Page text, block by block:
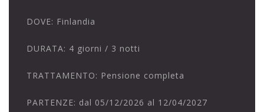
DOVE: Finlandia
DURATA: 4 giorni / 3 notti
TRATTAMENTO: Pensione completa
PARTENZE: dal 05/12/2026 al 12/04/2027